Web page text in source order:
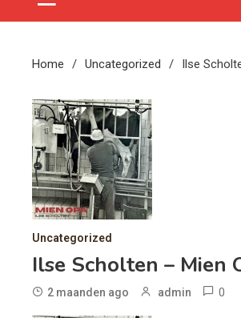
Home Uncategorized Ilse
Uncategorized
Ilse Scholten – Mien
2 maanden ago admin 0